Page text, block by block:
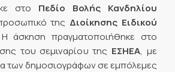
στο Πεδίο Βολής Κανδηλίου
της Διοίκησης Ειδικού
άσκηση πραγματοποιήθηκε στο
του σεμιναρίου της ΕΣΗΕΑ, με
των δημοσιογράφων σε εμπόλεμες